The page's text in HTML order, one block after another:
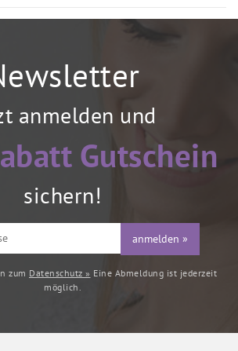
anmelden und
Gutschein
sichern!
anmelden »
zum Datenschutz » Eine Abmeldung ist jederzeit
möglich.